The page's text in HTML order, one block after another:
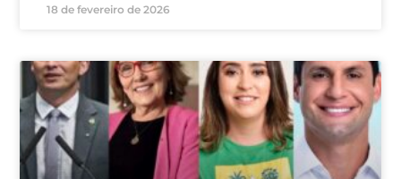
18 de fevereiro de 2026